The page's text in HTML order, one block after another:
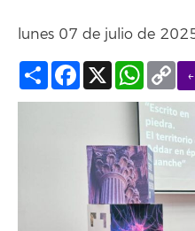
lunes 07 de julio de
Compartir
Facebook
X